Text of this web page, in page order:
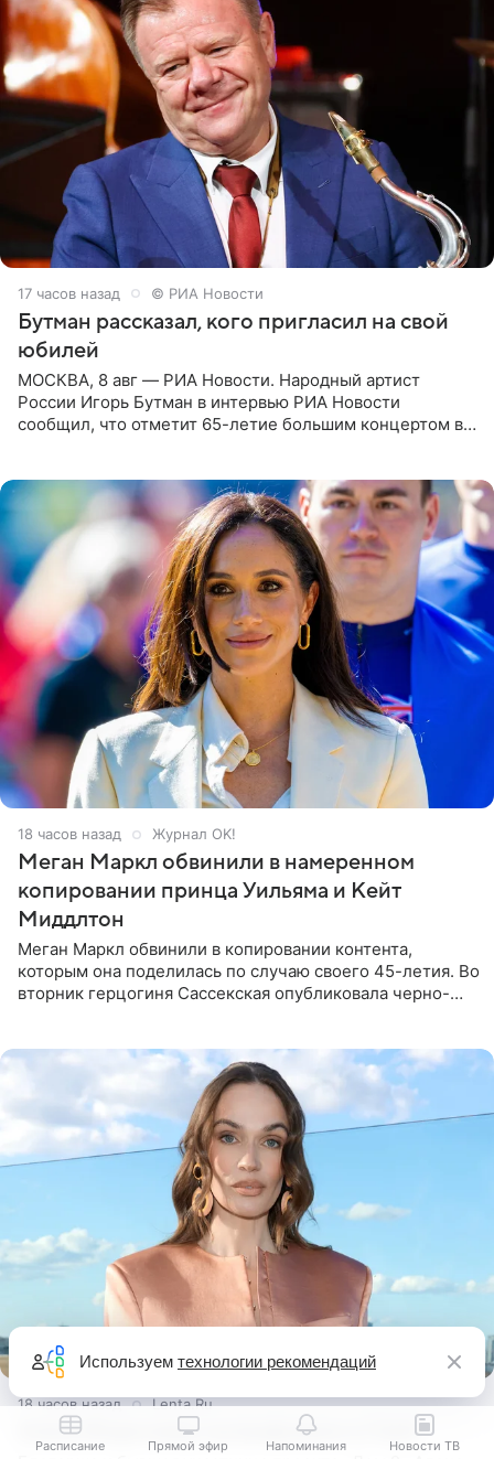
17 часов назад © РИА Новости
Бутман рассказал, кого пригласил на свой
юбилей
МОСКВА, 8 авг — РИА Новости. Народный артист
России Игорь Бутман в интервью РИА Новости
сообщил, что отметит 65-летие большим концертом в
18 часов назад Журнал OK!
Меган Маркл обвинили в намеренном
копировании принца Уильяма и Кейт
Миддлтон
Меган Маркл обвинили в копировании контента,
которым она поделилась по случаю своего 45-летия. Во
вторник герцогиня Сассекская опубликовала черно-
18 часов назад Lenta.Ru
Алену Водонаеву оштрафовали в США
Расписание Прямой эфир Напоминания Новости ТВ
Используем технологии рекомендаций